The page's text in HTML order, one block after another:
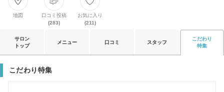
地図
口コミ投稿
(283)
お気に入り
(211)
サロン
トップ
メニュー 口コミ スタッフ
こだわり
特集
こだわり特集